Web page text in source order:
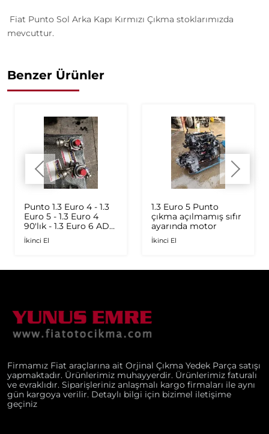
Fiat Punto Sol Arka Kapı Kırmızı Çıkma stoklarımızda
mevcuttur.
Benzer Ürünler
Punto 1.3 Euro 4 - 1.3
Euro 5 - 1.3 Euro 4
90'lık - 1.3 Euro 6 AD
Plus 1.6 Multijet - 1.9
JTD Orijinal Turbo
İkinci El
1.3 Euro 5 Punto
çıkma açılmamış sıfır
ayarında motor
İkinci El
Firmamız Fiat araçlarına ait Orjinal Çıkma Yedek Parça satışı
yapmaktadır. Ürünlerimiz muhayyerdir. Ürünlerimiz faturalı
ve evraklıdır. Siparişleriniz anlaşmalı kargo firmaları ile aynı
gün kargoya verilir. Detaylı bilgi için bizimel iletişime
geçiniz